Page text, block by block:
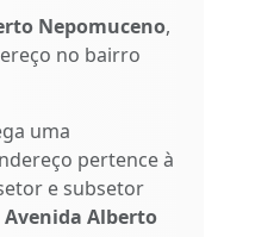
Nepomuceno,
no bairro
uma
pertence à
e subsetor
Avenida Alberto